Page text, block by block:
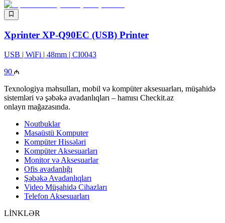
Xprinter XP-Q90EC (USB) Printer
USB | WiFi | 48mm | CI0043
90
Texnologiya məhsulları, mobil və kompüter aksesuarları, müşahidə
sistemləri və şəbəkə avadanlıqları – hamısı Checkit.az
onlayn mağazasında.
Noutbuklar
Masaüstü Komputer
Kompüter Hissələri
Kompüter Aksesuarları
Monitor və Aksesuarlar
Ofis avadanlığı
Şəbəkə Avadanlıqları
Video Müşahidə Cihazları
Telefon Aksesuarları
LİNKLƏR